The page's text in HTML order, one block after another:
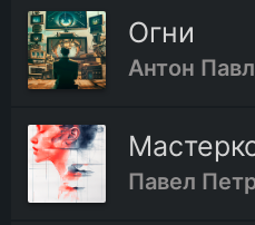
Огни
Антон
Павел